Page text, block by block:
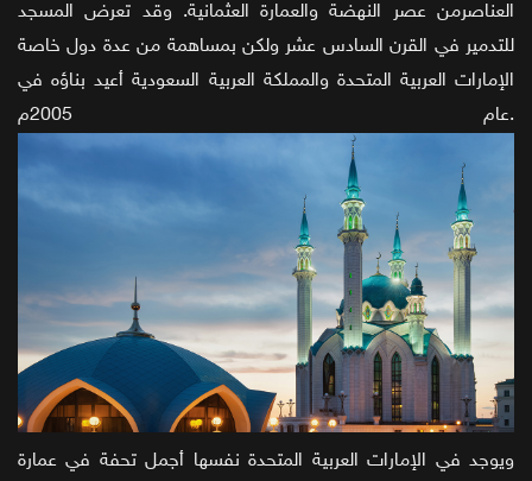
العناصرمن عصر النهضة والعمارة العثمانية. وقد تعرض المسجد
للتدمير في القرن السادس عشر ولكن بمساهمة من عدة دول خاصة
الإمارات العربية المتحدة والمملكة العربية السعودية أعيد بناؤه في
عام 2005م.
ويوجد في الإمارات العربية المتحدة نفسها أجمل تحفة في عمارة